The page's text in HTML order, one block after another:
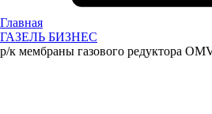
Главная
ГАЗЕЛЬ БИЗНЕС
р/к мембраны газового редуктора